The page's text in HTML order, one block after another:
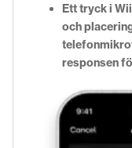
Ett tryck i
och
responsen